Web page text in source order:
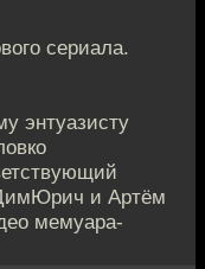
сериала.
энтуазисту
и Артём
мемуара-